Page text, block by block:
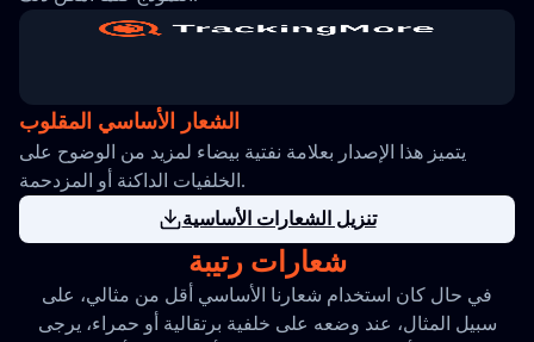
الشعار الأساسي المقلوب
يتميز هذا الإصدار بعلامة نفتية بيضاء لمزيد من الوضوح على
الخلفيات الداكنة أو المزدحمة.
تنزيل الشعارات الأساسية
شعارات رتيبة
في حال كان استخدام شعارنا الأساسي أقل من مثالي، على
سبيل المثال، عند وضعه على خلفية برتقالية أو حمراء، يرجى